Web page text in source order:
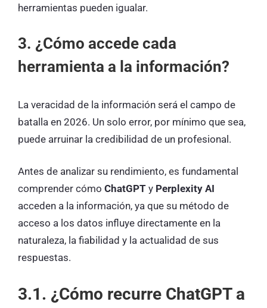
herramientas pueden igualar.
3. ¿Cómo accede cada
herramienta a la información?
La veracidad de la información será el campo de
batalla en 2026. Un solo error, por mínimo que sea,
puede arruinar la credibilidad de un profesional.
Antes de analizar su rendimiento, es fundamental
comprender cómo ChatGPT y Perplexity AI
acceden a la información, ya que su método de
acceso a los datos influye directamente en la
naturaleza, la fiabilidad y la actualidad de sus
respuestas.
3.1. ¿Cómo recurre ChatGPT a